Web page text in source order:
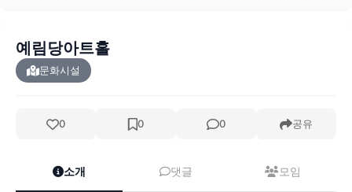
예림당아트홀
문화시설
0 0 0 공유
소개 댓글 모임